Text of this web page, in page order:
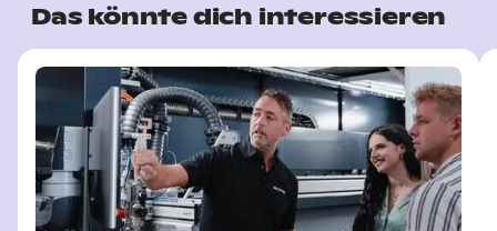
Das könnte dich interessieren